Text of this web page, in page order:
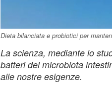
Dieta bilanciata e probiotici per
La scienza, mediante lo
batteri del microbiota
alle nostre esigenze.